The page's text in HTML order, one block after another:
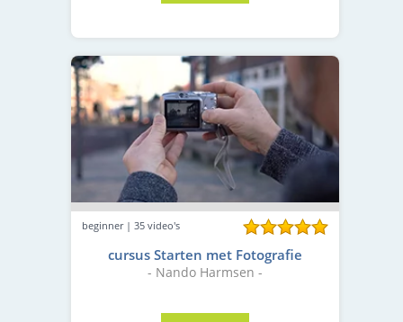
beginner | 35 video's
cursus Starten met Fotografie
- Nando Harmsen -